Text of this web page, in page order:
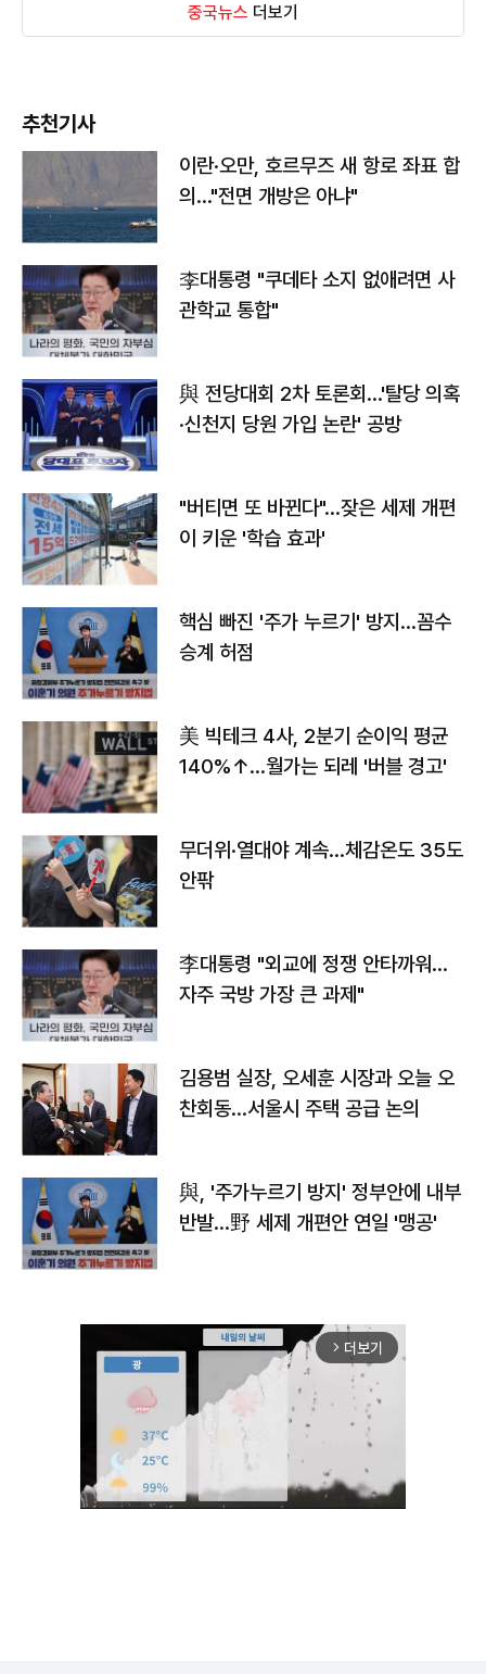
중국뉴스 더보기
추천기사
이란·오만, 호르무즈 새 항로 좌표 합
의…"전면 개방은 아냐"
李대통령 "쿠데타 소지 없애려면 사
관학교 통합"
與 전당대회 2차 토론회…'탈당 의혹
·신천지 당원 가입 논란' 공방
"버티면 또 바뀐다"…잦은 세제 개편
이 키운 '학습 효과'
핵심 빠진 '주가 누르기' 방지…꼼수
승계 허점
美 빅테크 4사, 2분기 순이익 평균
140%↑…월가는 되레 '버블 경고'
무더위·열대야 계속…체감온도 35도
안팎
李대통령 "외교에 정쟁 안타까워…
자주 국방 가장 큰 과제"
김용범 실장, 오세훈 시장과 오늘 오
찬회동...서울시 주택 공급 논의
與, '주가누르기 방지' 정부안에 내부
반발…野 세제 개편안 연일 '맹공'
arrow_forward_ios 더보기